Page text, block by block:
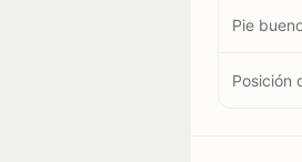
Pie
Posición